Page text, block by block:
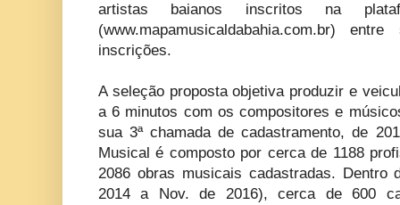
artistas baianos inscritos na
(www.mapamusicaldabahia.com.br)
inscrições.
A seleção proposta objetiva produzir e
a 6 minutos com os compositores e
sua 3ª chamada de cadastramento, de
Musical é composto por cerca de 1188
2086 obras musicais cadastradas. Dentro
2014 a Nov. de 2016), cerca de 600